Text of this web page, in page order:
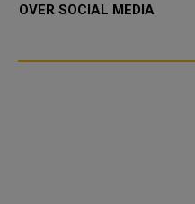
OVER SOCIAL MEDIA